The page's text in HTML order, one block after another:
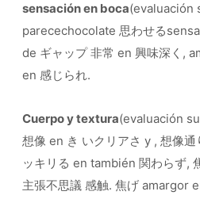
sensación en boca(evaluación
parecechocolate 思わせる
de ギャップ 非常 en 興味深く,
en 感じられ.
Cuerpo y textura(evaluación
想像 en き いクリアさ y , 想像
ッキリる en también 関わらず,
主張不思議 感触. 焦げ amargor